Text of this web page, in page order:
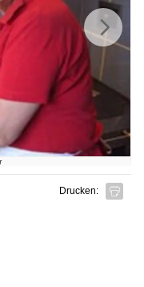
Next
Drucken: